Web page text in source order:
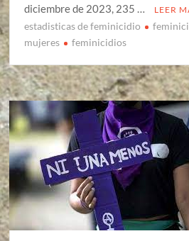
diciembre de 2023, 235 …
LEER
estadisticas de feminicidio
mujeres
feminicidios